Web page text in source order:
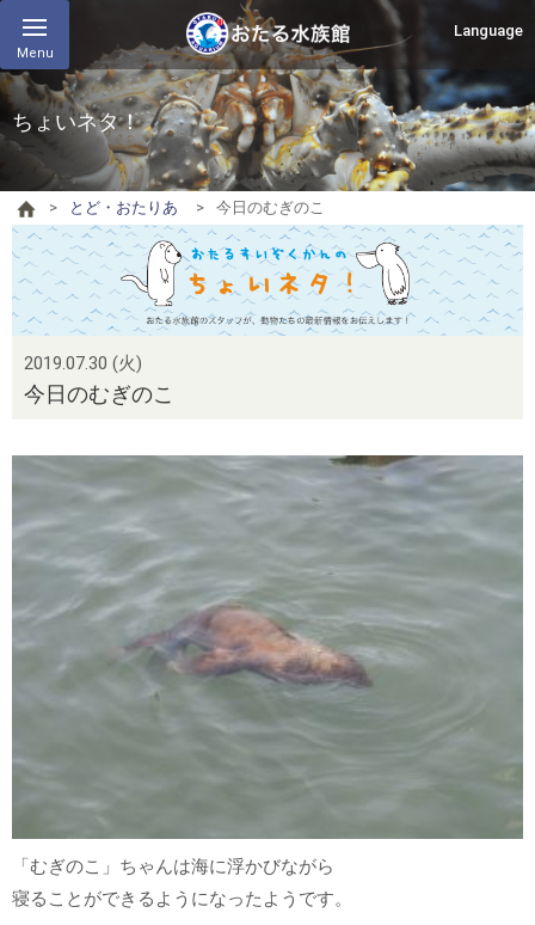
Menu
Language
ちょいネタ！
とど・おたりあ 今日のむぎのこ
2019.07.30 (火)
今日のむぎのこ
「むぎのこ」ちゃんは海に浮かびながら
寝ることができるようになったようです。